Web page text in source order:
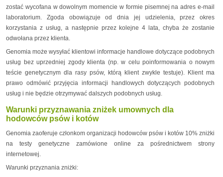
zostać wycofana w dowolnym momencie w formie pisemnej na adres e-mail
laboratorium. Zgoda obowiązuje od dnia jej udzielenia, przez okres
korzystania z usług, a następnie przez kolejne 4 lata, chyba że zostanie
odwołana przez klienta.
Genomia może wysyłać klientowi informacje handlowe dotyczące podobnych
usług bez uprzedniej zgody klienta (np. w celu poinformowania o nowym
teście genetycznym dla rasy psów, którą klient zwykle testuje). Klient ma
prawo odmówić przyjęcia informacji handlowych dotyczących podobnych
usług i nie będzie otrzymywać dalszych podobnych usług.
Warunki przyznawania zniżek umownych dla
hodowców psów i kotów
Genomia zaoferuje członkom organizacji hodowców psów i kotów 10% zniżki
na testy genetyczne zamówione online za pośrednictwem strony
internetowej.
Warunki przyznania zniżki: